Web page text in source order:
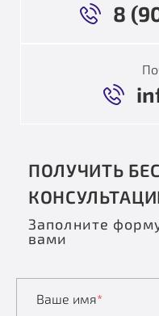
8
ПОЛУЧИТЬ
Заполните
вами
Ваше имя*